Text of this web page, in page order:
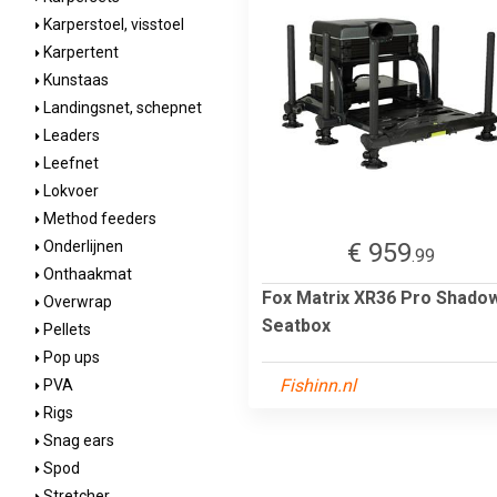
Karperstoel, visstoel
Karpertent
Kunstaas
Landingsnet, schepnet
Leaders
Leefnet
Lokvoer
Method feeders
Onderlijnen
Onthaakmat
Overwrap
Pellets
Pop ups
PVA
Rigs
Snag ears
Spod
€ 959.99
Fox Matrix XR36 Pro
Seatbox
Fishinn.nl